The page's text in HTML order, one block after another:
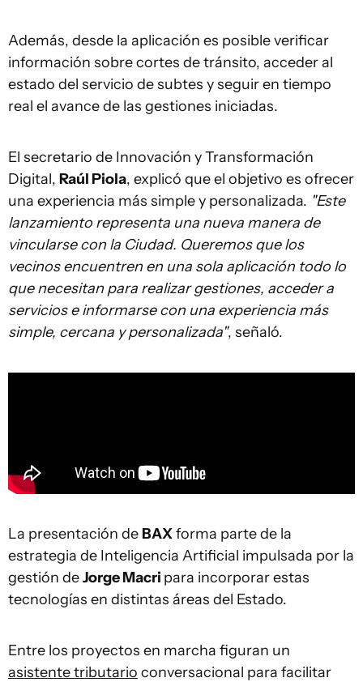
Además, desde la aplicación es posible verificar
información sobre cortes de tránsito, acceder al
estado del servicio de subtes y seguir en tiempo
real el avance de las gestiones iniciadas.
El secretario de Innovación y Transformación
Digital, Raúl Piola, explicó que el objetivo es ofrecer
una experiencia más simple y personalizada. "Este
lanzamiento representa una nueva manera de
vincularse con la Ciudad. Queremos que los
vecinos encuentren en una sola aplicación todo lo
que necesitan para realizar gestiones, acceder a
servicios e informarse con una experiencia más
simple, cercana y personalizada", señaló.
La presentación de BAXforma parte de la
estrategia de Inteligencia Artificial impulsada por la
gestión deJorge Macri para incorporar estas
tecnologías en distintas áreas del Estado.
Entre los proyectos en marcha figuran un
asistente tributario conversacional para facilitar